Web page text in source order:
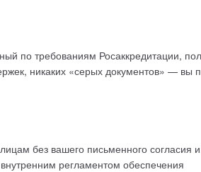
по требованиям Росаккредитации,
никаких «серых документов» — вы
без вашего письменного согласия
регламентом обеспечения